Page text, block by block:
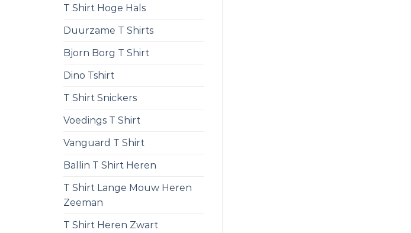
T Shirt Hoge Hals
Duurzame T Shirts
Bjorn Borg T Shirt
Dino Tshirt
T Shirt Snickers
Voedings T Shirt
Vanguard T Shirt
Ballin T Shirt Heren
T Shirt Lange Mouw Heren
Zeeman
T Shirt Heren Zwart